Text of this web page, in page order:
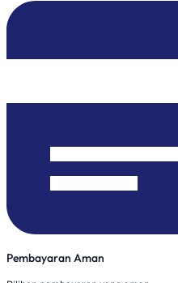
Pembayaran Aman